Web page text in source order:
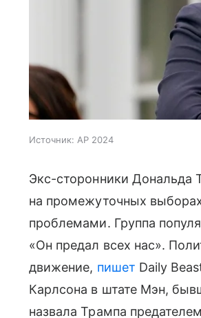
Источник: AP 2024
Экс-сторонники Дональда
на промежуточных
проблемами. Группа
«Он предал всех нас».
движение, пишет Daily
Карлсона в штате Мэн,
назвала Трампа